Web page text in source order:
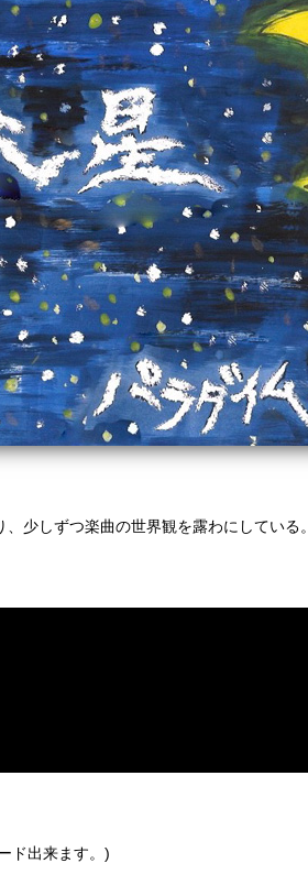
少しずつ楽曲の世界観を露わにしている。
ド出来ます。)